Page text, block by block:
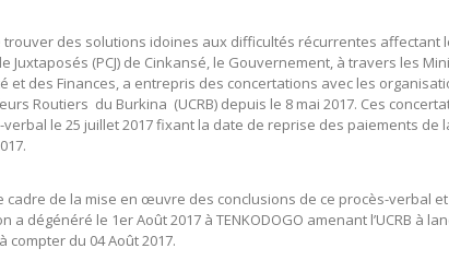
trouver des solutions idoines aux difficultés récurrentes affectant
Juxtaposés (PCJ) de Cinkansé, le Gouvernement, à travers les
et des Finances, a entrepris des concertations avec les
Routiers du Burkina (UCRB) depuis le 8 mai 2017. Ces
verbal le 25 juillet 2017 fixant la date de reprise des paiements de
cadre de la mise en œuvre des conclusions de ce procès-verbal
a dégénéré le 1er Août 2017 à TENKODOGO amenant l’UCRB à
compter du 04 Août 2017.